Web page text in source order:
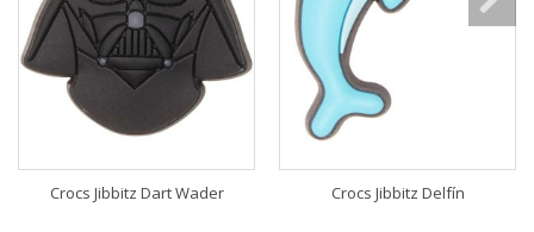
Crocs Jibbitz Dart Wader Crocs Jibbitz Delfín